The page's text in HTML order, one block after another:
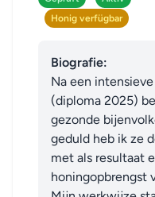
Honig verfügbar
Biografie:
Na een
(diploma 2025)
gezonde
geduld heb ik ze
met als resultaat
honingopbrengst